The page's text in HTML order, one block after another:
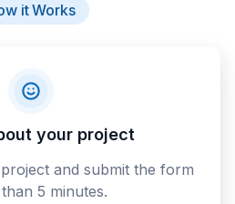
it Works
your project
and submit the form
5 minutes.